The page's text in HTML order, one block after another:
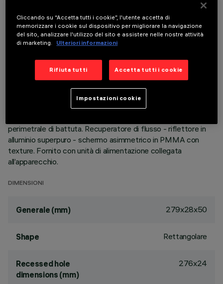
DESCRIZIONE
Apparecchio miniaturizzato lineare ad incasso per sorgenti
la tecnologia brevettata del sistema ottico garantisce
un’emissione omogenea ed efficace sulla parete, evitando
policarbonato nero è progettato per attenuare sensibilmente
l’effetto di abbagliamento longitudinale. Corpo principale con
perimetrale di battuta. Recuperatore di flusso - riflettore in
alluminio superpuro - schermo asimmetrico in PMMA con
texture. Fornito con unità di alimentazione collegata
all’apparecchio.
DIMENSIONI
Generale (mm) 279x28x50
Shape Rettangolare
Recessed hole
dimensions (mm)
276x24
Cliccando su “Accetta tutti i cookie”, l'utente accetta di
memorizzare i cookie sul dispositivo per migliorare la navigazione
del sito, analizzare l'utilizzo del sito e assistere nelle nostre attività
di marketing.
Ulteriori informazioni
Rifiuta tutti Accetta tutti i cookie
Impostazioni cookie